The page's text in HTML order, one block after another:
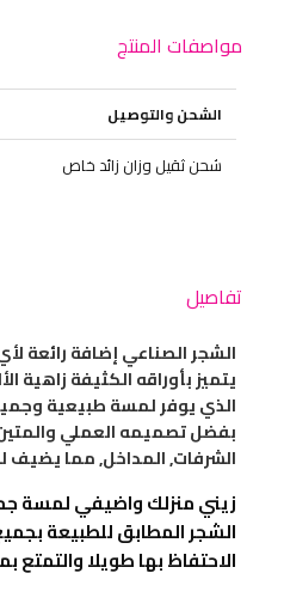
مواصفات المنتج
الشحن والتوصيل
شحن ثقيل وزان زائد خاص
تفاصيل
الشجر الصناعي إضافة رائعة
يتميز بأوراقه الكثيفة زاهية
الذي يوفر لمسة طبيعية
بفضل تصميمه العملي
الشرفات, المداخل, مما
زيني منزلك واضيفي لمسة
الشجر المطابق للطبيعة
الاحتفاظ بها طويلا والتمتع